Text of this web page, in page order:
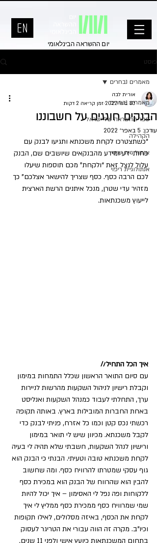
יום ההשראה הבינלאומי
פוסט
מאמרים נבחרים
ספר ההשראה של ישראל
הקהילה
אנתולוגיית שינוי
אנתולוגיית ריפוי
מאמרים נבחרים
הבנקים חוגגים על חשבוננו
אורית לבה
30 בינו׳ 2022
זמן קריאה 2 דקות
עודכן: 5 באפר׳ 2022
“כשתצטרכו לקחת משכנתא ותגיעו לבנק עם
פחות ידע ומידע מהבנקאים שיושבים שם, הבנק
עלול לנצל זאת “ולקחת” מכם תוספות שיעלו
לכם הרבה כסף. כסף שצריך להישאר אצלכם” כך
מזהיר עדי שטרן, מנכל איתנים הרשת הארצית
לייעוץ משכנתאות.
איך הכל התחיל//
עם סיום התואר הראשון שכלל התמחות במימון
וקבלת רישיון לניהול השקעות מהרשות לניירות
ערך, התחלתי לעבוד כמנהל השקעות ואנליסט
באחת החברות המובילות בארץ. באותה תקופה
רכשתי נכס קטן וכמו כל אזרח, פניתי לבנק כדי
לקבל משכנתא. מכיוון שיש לי תואר במימון
ורישיון לנהל השקעות, חשבתי שלא תהיה לי בעיה
לקחת משכנתא טובה וטעיתי. הבנתי כי הבנק הוא
גוף עסקי שמטרתו להרוויח כסף. ומה שחשוב
להבין הוא שהרווח של הבנק הוא במכירת כסף
ללקוחות ופה נפל לי האסימון – איך יכול להיות
שמי שמרוויח כסף ממכירת כסף ממליץ לי איך
לקחת את הכסף, באיזה מסלולים, לאילו תקופות
וכיו”ב. מקרה זה הווה עבורי את הטריגר לעסוק
בתחום המשכנתאות כיועץ אישי ולפני 11 שנים,